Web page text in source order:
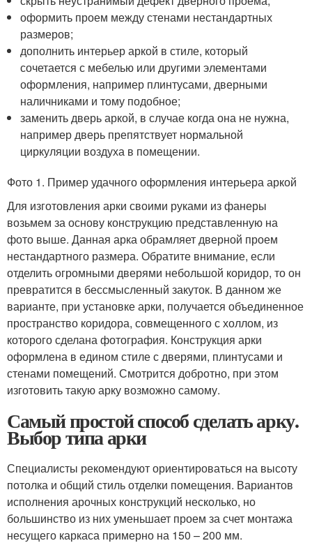
оформить проем между стенами нестандартных
размеров;
дополнить интерьер аркой в стиле, который
сочетается с мебелью или другими элементами
оформления, например плинтусами, дверными
наличниками и тому подобное;
заменить дверь аркой, в случае когда она не нужна,
например дверь препятствует нормальной
циркуляции воздуха в помещении.
Фото 1. Пример удачного оформления интерьера аркой
Для изготовления арки своими руками из фанеры
возьмем за основу конструкцию представленную на
фото выше. Данная арка обрамляет дверной проем
нестандартного размера. Обратите внимание, если
отделить огромными дверями небольшой коридор, то он
превратится в бессмысленный закуток. В данном же
варианте, при установке арки, получается объединенное
пространство коридора, совмещенного с холлом, из
которого сделана фотография. Конструкция арки
оформлена в едином стиле с дверями, плинтусами и
стенами помещений. Смотрится добротно, при этом
изготовить такую арку возможно самому.
Самый простой способ сделать арку.
Выбор типа арки
Специалисты рекомендуют ориентироваться на высоту
потолка и общий стиль отделки помещения. Вариантов
исполнения арочных конструкций несколько, но
большинство из них уменьшает проем за счет монтажа
несущего каркаса примерно на 150 – 200 мм.